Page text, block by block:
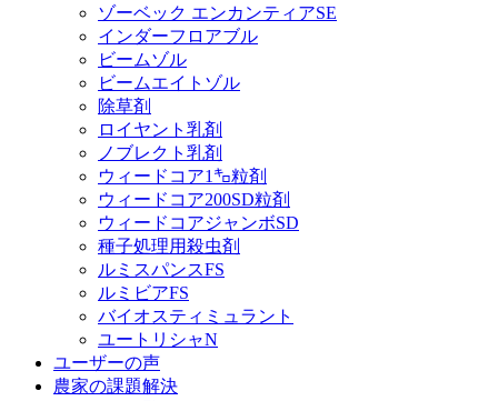
ゾーベック エンカンティアSE
インダーフロアブル
ビームゾル
ビームエイトゾル
除草剤
ロイヤント乳剤
ノブレクト乳剤
ウィードコア1㌔粒剤
ウィードコア200SD粒剤
ウィードコアジャンボSD
種子処理用殺虫剤
ルミスパンスFS
ルミビアFS
バイオスティミュラント
ユートリシャN
ユーザーの声
農家の課題解決